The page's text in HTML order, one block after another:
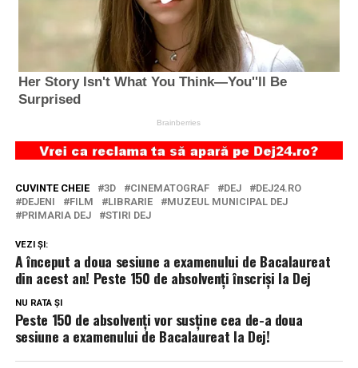
CUVINTE CHEIE 3D CINEMATOGRAF DEJ
DEJ24.RO
DEJENI
FILM LIBRARIE
MUZEUL MUNICIPAL DEJ
PRIMARIA DEJ
STIRI DEJ
VEZI ȘI:
A început a doua sesiune a examenului de Bacalaureat
din acest an! Peste 150 de absolvenți înscriși la Dej
NU RATA ȘI
Peste 150 de absolvenți vor susține cea de-a doua
sesiune a examenului de Bacalaureat la Dej!